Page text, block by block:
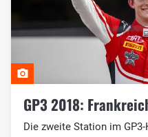
GP3 2018:
Die zweite Station im